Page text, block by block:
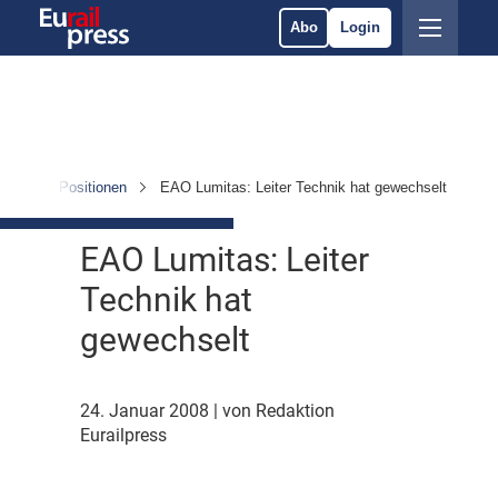
Abo Login
& Positionen EAO Lumitas: Leiter Technik hat gewechselt
EAO Lumitas: Leiter
Technik hat
gewechselt
24. Januar 2008
| von Redaktion
Eurailpress